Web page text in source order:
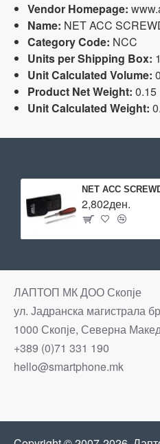
Vendor Homepage:
Name: NET ACC
Category Code: NCC
Units per Shipping Box: 1
Unit Calculated Volume:
Product Net Weight: 0.15
Unit Calculated Weight:
2,802ден.
ЛАПТОП МК ДОО Скопје
ул. Јадранска магистрала
1000 Скопје, Северна
+389 (0)71 331 190
hello@smartphone.mk